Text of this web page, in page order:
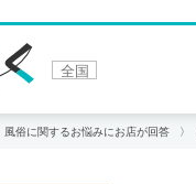
全国
風俗に関するお悩みにお店が回答